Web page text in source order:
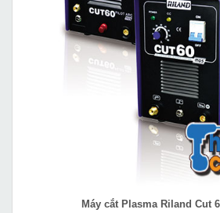
Máy cắt Plasma Riland Cut